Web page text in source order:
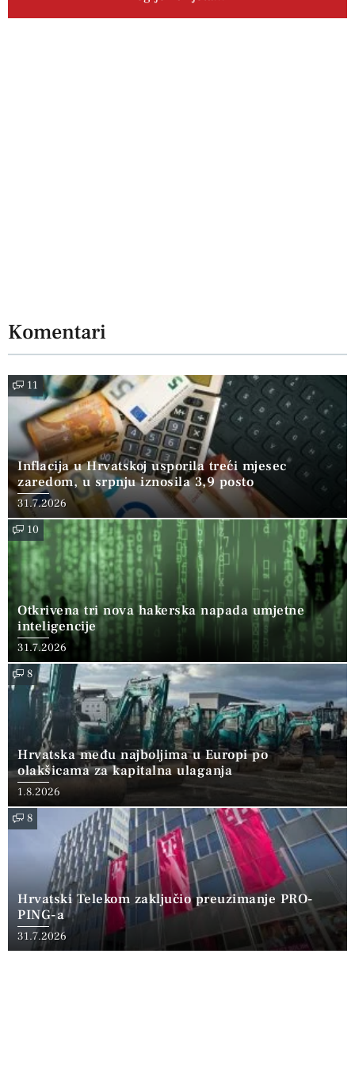
Komentari
11
Inflacija u Hrvatskoj usporila treći mjesec
zaredom, u srpnju iznosila 3,9 posto
31.7.2026
10
Otkrivena tri nova hakerska napada umjetne
inteligencije
31.7.2026
8
Hrvatska među najboljima u Europi po
olakšicama za kapitalna ulaganja
1.8.2026
8
Hrvatski Telekom zaključio preuzimanje PRO-
PING-a
31.7.2026